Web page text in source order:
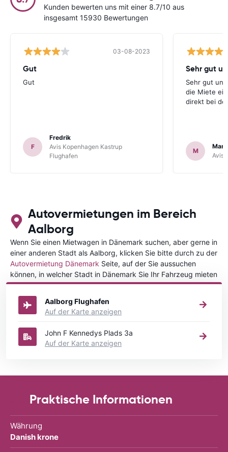
Kunden bewerten uns mit einer 8.7/10 aus
insgesamt 15930 Bewertungen
03-08-2023
Gut
Gut
F
Fredrik
Avis Kopenhagen Kastrup
Flughafen
Sehr gut
die Miete
direkt bei
M
Avis
Autovermietungen im Bereich
Aalborg
Wenn Sie einen Mietwagen in Dänemark suchen, aber gerne in
einer anderen Stadt als Aalborg, klicken Sie bitte durch zu der
Autovermietung Dänemark Seite, auf der Sie aussuchen
können, in welcher Stadt in Dänemark Sie Ihr Fahrzeug mieten
wollen.
Aalborg Flughafen
Auf der Karte anzeigen
John F Kennedys Plads 3a
Auf der Karte anzeigen
Praktische Informationen
Währung
Danish krone